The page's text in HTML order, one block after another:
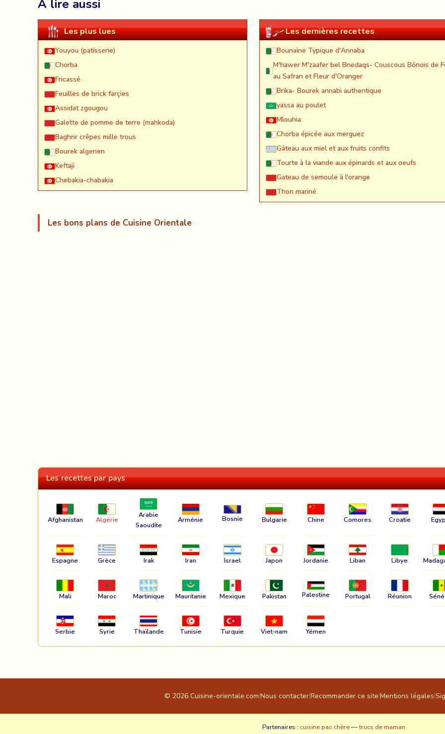
À lire aussi
Les plus lues
Youyou (patisserie)
Chorba
Fricassé
Feuilles de brick farçies
Assidat zgougou
Galette de pomme de terre (mahkoda)
Baghrir crêpes mille trous
Bourek algerien
Keftaji
Chebakia-chabakia
Les dernières recettes
Bounaïne Typique d'Annaba
M'hawer M'zaafer bel Bnedaqs- Couscous Bônois de
au Safran et Fleur d'Oranger
Brika- Bourek annabi authentique
yassa au poulet
Mlouhia
Chorba épicée aux merguez
Gâteau aux miel et aux fruits confits
Tourte à la viande aux épinards et aux oeufs
Gateau de semoule à l'orange
Thon mariné
Les bons plans de Cuisine Orientale
Les recettes par pays
Afghanistan Algérie
Arabie
Saoudite
Arménie Bosnie Bulgarie Chine Comores Croatie
Espagne Grèce Irak Iran Israel Japon Jordanie Liban Libye
Mali Maroc Martinique Mauritanie Mexique Pakistan Palestine Portugal Réunion
Serbie Syrie Thaïlande Tunisie Turquie Viet-nam Yémen
© 2026 Cuisine-orientale.com|Nous contacter|Recommander ce site|Mentions légales|
Partenaires : cuisine pas chère—trucs de maman